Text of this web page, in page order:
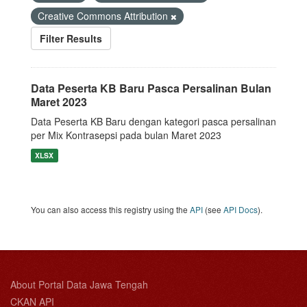
Creative Commons Attribution
Filter Results
Data Peserta KB Baru Pasca Persalinan Bulan
Maret 2023
Data Peserta KB Baru dengan kategori pasca persalinan
per Mix Kontrasepsi pada bulan Maret 2023
XLSX
You can also access this registry using the API (see API Docs).
About Portal Data Jawa Tengah
CKAN API